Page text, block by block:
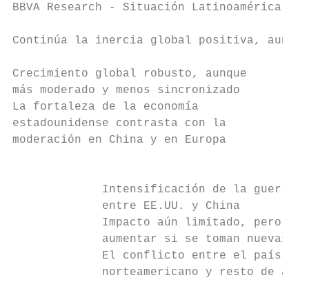
BBVA Research - Situación Latinoamérica
Continúa la inercia global positiva,
Crecimiento global robusto, aunque
más moderado y menos sincronizado
La fortaleza de la economía
estadounidense contrasta con la
moderación en China y en Europa
Intensificación de la guerra
entre EE.UU. y China
Impacto aún limitado, pero
aumentar si se toman nuevas
El conflicto entre el país
norteamericano y resto de